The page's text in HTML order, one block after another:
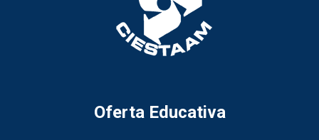
Oferta Educativa